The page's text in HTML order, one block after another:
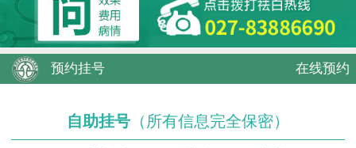
预约挂号 在线预约
自助挂号 （所有信息完全保密）